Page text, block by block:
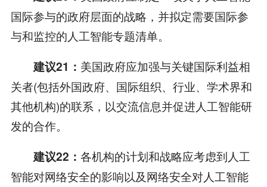
国际参与的政府层面的战略，并拟定需要国际参
与和监控的人工智能专题清单。
建议21： 美国政府应加强与关键国际利益相
关者(包括外国政府、国际组织、行业、学术界和
其他机构)的联系，以交流信息并促进人工智能研
发的合作。
建议22： 各机构的计划和战略应考虑到人工
智能对网络安全的影响以及网络安全对人工智能